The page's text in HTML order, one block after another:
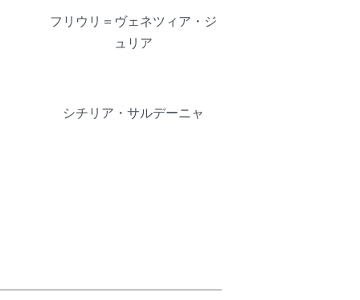
フリウリ＝ヴェネツィア・ジ
ュリア
シチリア・サルデーニャ